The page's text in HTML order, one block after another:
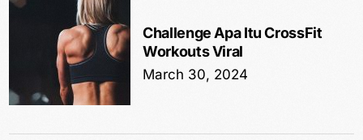
Challenge Apa Itu CrossFit
Workouts Viral
March 30, 2024